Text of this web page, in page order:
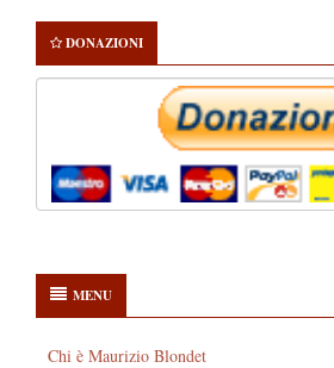
DONAZIONI
MENU
Chi è Maurizio Blondet